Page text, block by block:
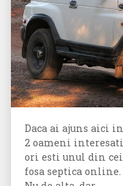
Daca ai ajuns aici
2 oameni
ori esti unul din
fosa septica online.